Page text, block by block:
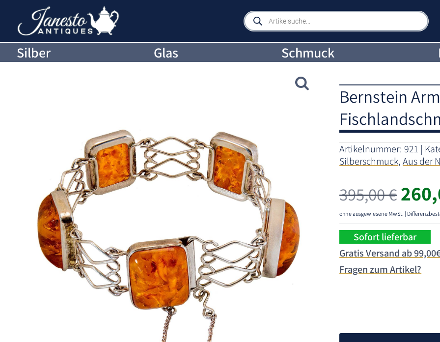
Products
search
Silber Glas Schmuck
Bernstein
Artikelnummer:921
Silberschmuck,Aus der
395,00€
war:
ohne ausgewiesene MwSt. |
Sofort lieferbar
Gratis Versand ab
Fragen zum Artikel?